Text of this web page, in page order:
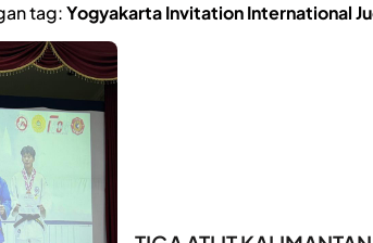
tag:Yogyakarta Invitation International